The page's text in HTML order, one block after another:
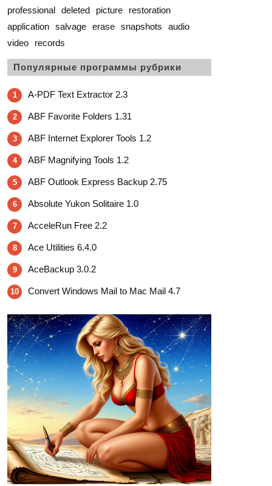
professional deleted picture
restoration
application salvage erase snapshots
audio
video
records
Популярные программы рубрики
1 A-PDF Text Extractor 2.3
2 ABF Favorite Folders 1.31
3 ABF Internet Explorer Tools 1.2
4 ABF Magnifying Tools 1.2
5 ABF Outlook Express Backup 2.75
6 Absolute Yukon Solitaire 1.0
7 AcceleRun Free 2.2
8 Ace Utilities 6.4.0
9 AceBackup 3.0.2
10 Convert Windows Mail to Mac Mail 4.7